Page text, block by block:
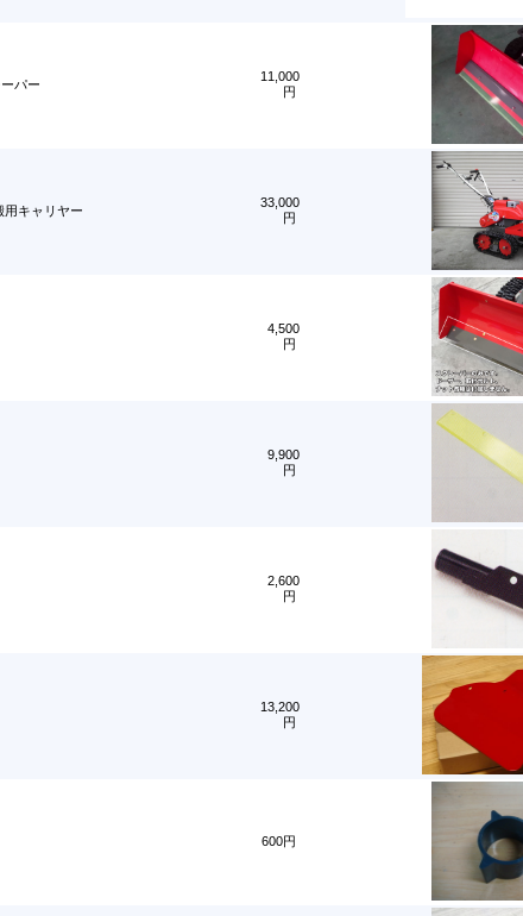
パー
11,000
円
用キャリヤー
33,000
円
4,500
円
9,900
円
2,600
円
13,200
円
600円